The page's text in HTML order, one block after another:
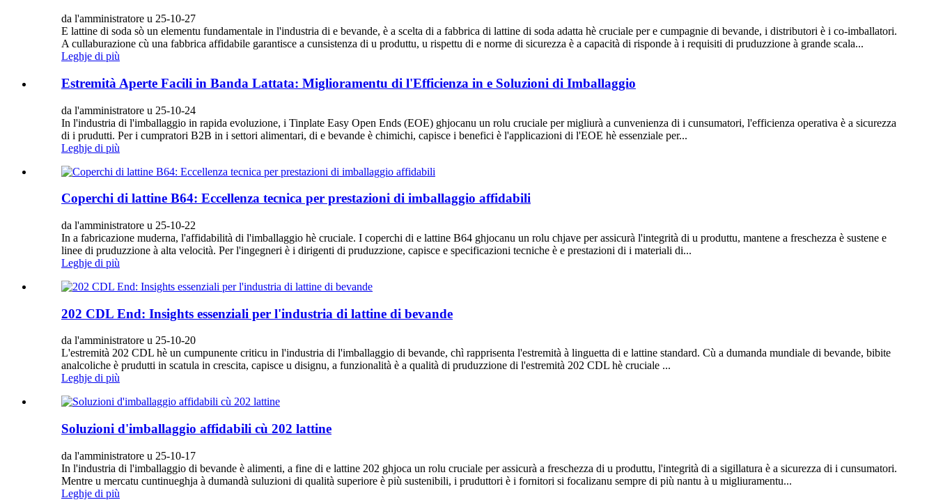
da l'amministratore u 25-10-27
E lattine di soda sò un elementu fundamentale in l'industria di e bevande, è a scelta di a fabbrica di lattine di soda adatta hè cruciale per e cumpagnie di bevande, i distributori è i co-imballatori.
A cullaburazione cù una fabbrica affidabile garantisce a cunsistenza di u produttu, u rispettu di e norme di sicurezza è a capacità di risponde à i requisiti di pruduzzione à grande scala...
Leghje di più
Estremità Aperte Facili in Banda Lattata: Miglioramentu di l'Efficienza in e Soluzioni di Imballaggio
da l'amministratore u 25-10-24
In l'industria di l'imballaggio in rapida evoluzione, i Tinplate Easy Open Ends (EOE) ghjocanu un rolu cruciale per migliurà a cunvenienza di i cunsumatori, l'efficienza operativa è a sicurezza
di i prudutti. Per i cumpratori B2B in i settori alimentari, di e bevande è chimichi, capisce i benefici è l'applicazioni di l'EOE hè essenziale per...
Leghje di più
Coperchi di lattine B64: Eccellenza tecnica per prestazioni di imballaggio affidabili
da l'amministratore u 25-10-22
In a fabricazione muderna, l'affidabilità di l'imballaggio hè cruciale. I coperchi di e lattine B64 ghjocanu un rolu chjave per assicurà l'integrità di u produttu, mantene a freschezza è sustene e
linee di pruduzzione à alta velocità. Per l'ingegneri è i dirigenti di pruduzzione, capisce e specificazioni tecniche è e prestazioni di i materiali di...
Leghje di più
202 CDL End: Insights essenziali per l'industria di lattine di bevande
da l'amministratore u 25-10-20
L'estremità 202 CDL hè un cumpunente criticu in l'industria di l'imballaggio di bevande, chì rapprisenta l'estremità à linguetta di e lattine standard. Cù a dumanda mundiale di bevande, bibite
analcoliche è prudutti in scatula in crescita, capisce u disignu, a funzionalità è a qualità di pruduzzione di l'estremità 202 CDL hè cruciale ...
Leghje di più
Soluzioni d'imballaggio affidabili cù 202 lattine
da l'amministratore u 25-10-17
In l'industria di l'imballaggio di bevande è alimenti, a fine di e lattine 202 ghjoca un rolu cruciale per assicurà a freschezza di u produttu, l'integrità di a sigillatura è a sicurezza di i cunsumatori.
Mentre u mercatu cuntinueghja à dumandà suluzioni di qualità superiore è più sustenibili, i pruduttori è i fornitori si focalizanu sempre di più nantu à u migliuramentu...
Leghje di più